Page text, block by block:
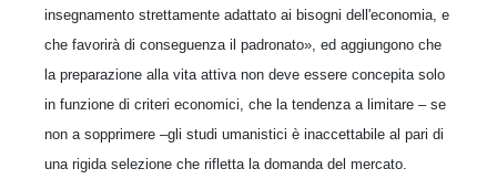
insegnamento strettamente adattato ai bisogni dell'economia, e
che favorirà di conseguenza il padronato», ed aggiungono che
la preparazione alla vita attiva non deve essere concepita solo
in funzione di criteri economici, che la tendenza a limitare – se
non a sopprimere –gli studi umanistici è inaccettabile al pari di
una rigida selezione che rifletta la domanda del mercato.